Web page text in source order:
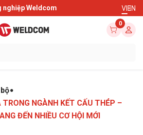
nghiệp Weldcom VIEN
0
TRONG NGÀNH KẾT CẤU THÉP –
ĐẾN NHIỀU CƠ HỘI MỚI